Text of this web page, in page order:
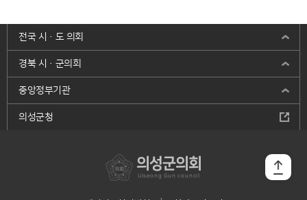
전국 시·도 의회
경북 시·군의회
중앙정부기관
의성군청
의성군의회
Uiseong Gun council